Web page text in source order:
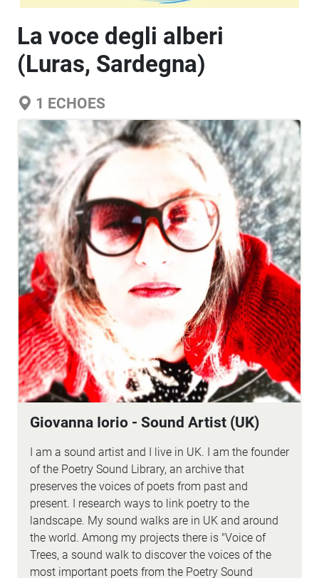
La voce degli alberi
(Luras, Sardegna)
1 ECHOES
Giovanna Iorio - Sound Artist (UK)
I am a sound artist and I live in UK. I am the founder
of the Poetry Sound Library, an archive that
preserves the voices of poets from past and
present. I research ways to link poetry to the
landscape. My sound walks are in UK and around
the world. Among my projects there is "Voice of
Trees, a sound walk to discover the voices of the
most important poets from the Poetry Sound